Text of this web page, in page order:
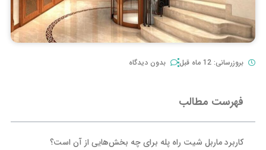
بروزرسانی: 12 ماه قبل بدون دیدگاه
فهرست مطالب
کاربرد ماربل شیت راه پله برای چه بخش‌هایی از آن است؟